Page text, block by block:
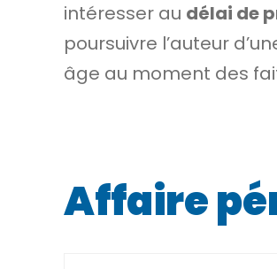
intéresser au délai de
poursuivre l’auteur
âge au moment des
Affaire